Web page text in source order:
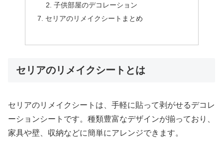
子供部屋のデコレーション
セリアのリメイクシートまとめ
セリアのリメイクシートとは
セリアのリメイクシートは、手軽に貼って剥がせるデコレ
ーションシートです。種類豊富なデザインが揃っており、
家具や壁、収納などに簡単にアレンジできます。